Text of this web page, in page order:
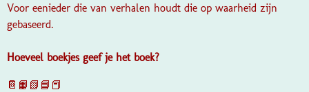
Voor eenieder die van verhalen houdt die op waarheid zijn
gebaseerd.
Hoeveel boekjes geef je het boek?
📔📙📗📘📕